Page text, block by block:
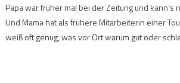
Papa war früher mal bei der Zeitung und kann’s
Und Mama hat als frühere Mitarbeiterin einer
weiß oft genug, was vor Ort warum gut oder